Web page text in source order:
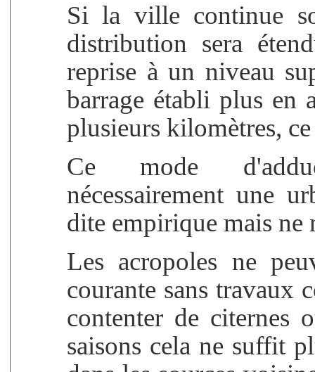
Si la ville continue
distribution sera
reprise à un niveau
barrage établi plus en
plusieurs kilomètres,
Ce mode
nécessairement une
dite empirique mais ne
Les acropoles ne
courante sans travaux
contenter de citernes
saisons cela ne suffit